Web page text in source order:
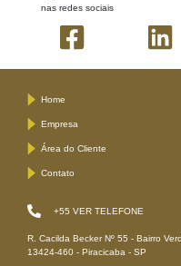
nas redes sociais
Home
Empresa
Área do Cliente
Contato
+55 VER TELEFONE
R. Cacilda Becker Nº 55 - Bairro
13424-460 - Piracicaba - SP